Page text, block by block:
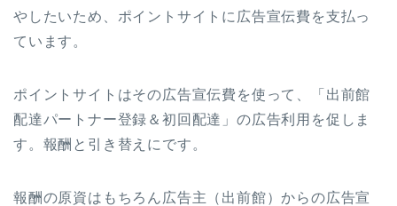
やしたいため、ポイントサイトに広告宣伝費を支払っ
ています。
ポイントサイトはその広告宣伝費を使って、「出前館
配達パートナー登録＆初回配達」の広告利用を促しま
す。報酬と引き替えにです。
報酬の原資はもちろん広告主（出前館）からの広告宣